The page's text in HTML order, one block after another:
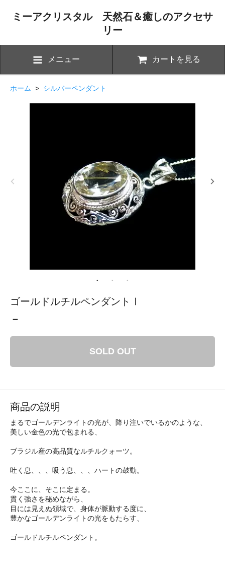
ミーアクリスタル 天然石＆癒しのアクセサ
リー
メニュー カートを見る
ホーム > シルバーペンダント
ゴールドルチルペンダントⅠ
－
SOLD OUT
商品の説明
まるでゴールデンライトの光が、降り注いでいるかのような、
美しい金色の光で包まれる、
ブラジル産の高品質なルチルクォーツ。
吐く息、、、吸う息、、、ハートの鼓動。
今ここに、そこに定まる。
貫く強さを秘めながら、
目には見えぬ領域で、身体が脈動する度に、
豊かなゴールデンライトの光をもたらす、
ゴールドルチルペンダント。